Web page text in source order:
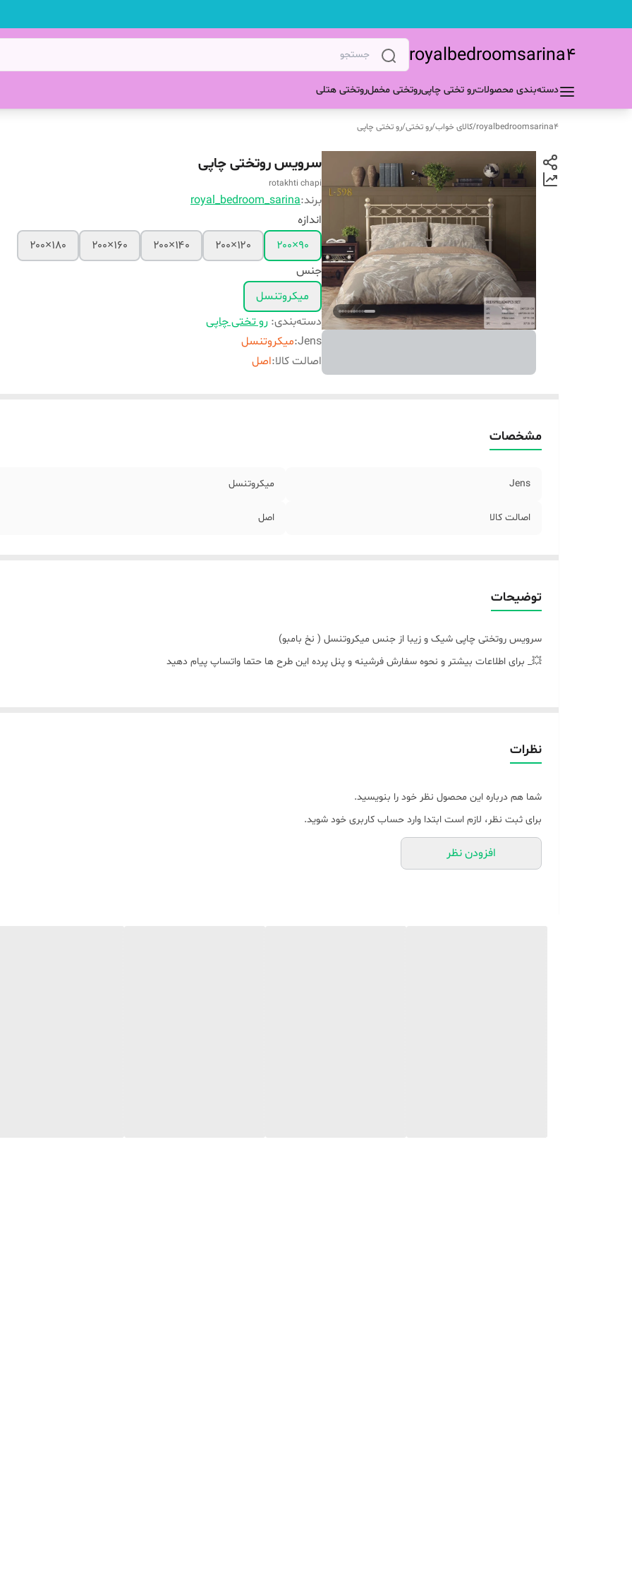
royalbedroomsarina4
دسته‌بندی محصولاترو تختی چاپیروتختی مخملروتختی هتلی
royalbedroomsarina4
/کالای خواب/رو تختی/رو تختی چاپی
سرویس روتختی چاپی
rotakhti chapi
برند:royal_bedroom_sarina
اندازه
۹۰×۲۰۰
۱۲۰×۲۰۰ ۱۴۰×۲۰۰ ۱۶۰×۲۰۰
۱۸۰×۲۰۰
جنس
میکروتنسل
دسته‌بندی: رو تختی چاپی
Jens
:میکروتنسل
اصالت کالا:اصل
مشخصات
Jens میکروتنسل
اصالت کالا اصل
توضیحات
سرویس روتختی چاپی شیک و زیبا از جنس میکروتنسل ( نخ بامبو)
💥_ برای اطلاعات بیشتر و نحوه سفارش فرشینه و پنل پرده این طرح ها حتما واتساپ پیام دهید
نظرات
شما هم درباره این محصول نظر خود را بنویسید.
برای ثبت نظر، لازم است ابتدا وارد حساب کاربری خود شوید.
افزودن نظر